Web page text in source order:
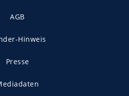
AGB
Hinweis
Presse